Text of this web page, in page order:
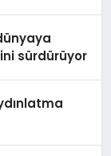
sürdürüyor